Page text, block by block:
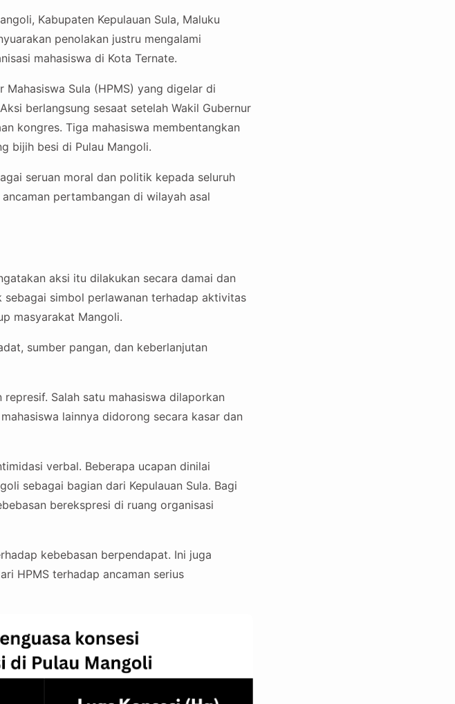
Kabupaten Kepulauan Sula, Maluku
penolakan justru mengalami
mahasiswa di Kota Ternate.
Sula (HPMS) yang digelar di
berlangsung sesaat setelah Wakil Gubernur
kongres. Tiga mahasiswa membentangkan
bijih besi di Pulau Mangoli.
seruan moral dan politik kepada seluruh
pertambangan di wilayah asal
aksi itu dilakukan secara damai dan
sebagai simbol perlawanan terhadap aktivitas
masyarakat Mangoli.
sumber pangan, dan keberlanjutan
Salah satu mahasiswa dilaporkan
lainnya didorong secara kasar dan
verbal. Beberapa ucapan dinilai
sebagai bagian dari Kepulauan Sula. Bagi
berekspresi di ruang organisasi
kebebasan berpendapat. Ini juga
HPMS terhadap ancaman serius